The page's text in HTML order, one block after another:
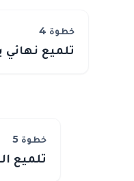
خطوة 4
تلميع نهائي
خطوة 5
تلميع